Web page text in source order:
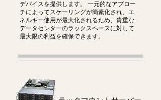
デバイスを提供します。 一元的なアプロー
チによってスケーリングが簡素化され、エ
ネルギー使用が最大化されるため、貴重な
データセンターのラックスペースに対して
最大限の利益を確保できます。